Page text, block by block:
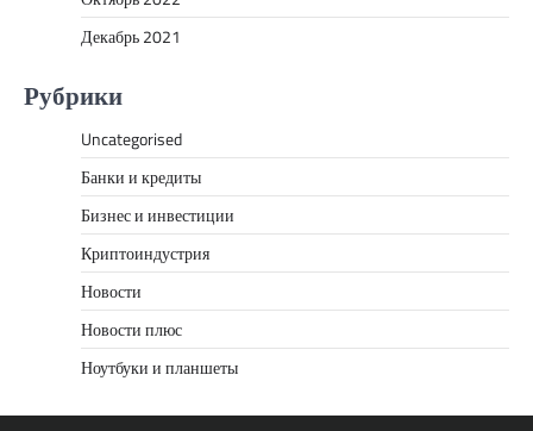
Декабрь 2021
Рубрики
Uncategorised
Банки и кредиты
Бизнес и инвестиции
Криптоиндустрия
Новости
Новости плюс
Ноутбуки и планшеты